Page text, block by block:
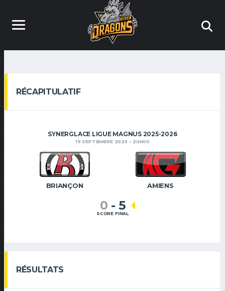
RÉCAPITULATIF
SYNERGLACE LIGUE MAGNUS 2025-2026
19 SEPTEMBRE 2025 20H00
BRIANÇON AMIENS
0 - 5
SCORE FINAL
RÉSULTATS